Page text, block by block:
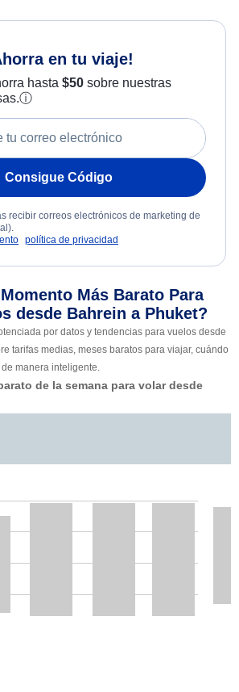
en tu viaje!
hasta $50sobre nuestras
ⓘ
Consigue Código
recibir correos electrónicos de marketing de
política de privacidad
Más Barato Para
desde Bahrein a Phuket?
por datos y tendencias para vuelos desde
tarifas medias, meses baratos para viajar, cuándo
manera inteligente.
de la semana para volar desde